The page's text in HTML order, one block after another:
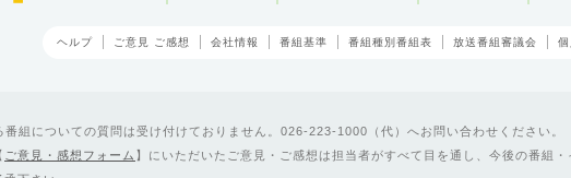
ヘルプ ご意見 ご感想 会社情報 番組基準 番組種別番組表 放送番組審議会
番組についての質問は受け付けておりません。026-223-1000（代）へお問い合わせください
ご意見・感想フォーム 】にいただいたご意見・ご感想は担当者がすべて目を通し、今後の番組